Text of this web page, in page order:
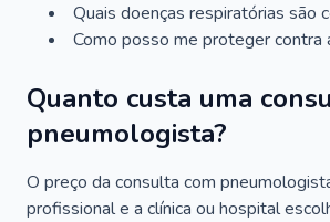
Quais doenças respiratórias são
Como posso me proteger contra
Quanto custa uma
pneumologista?
O preço da consulta com
profissional e a clínica ou hospital